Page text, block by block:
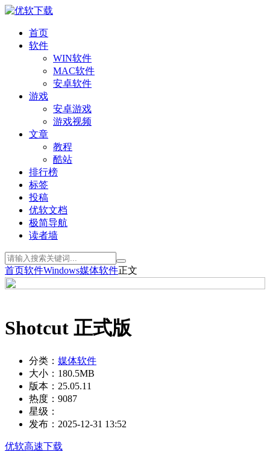
首页
软件
WIN软件
MAC软件
安卓软件
游戏
安卓游戏
游戏视频
文章
教程
酷站
排行榜
标签
投稿
优软文档
极简导航
读者墙
首页软件Windows媒体软件正文
Shotcut 正式版
分类： 媒体软件
大小： 180.5MB
版本： 25.05.11
热度： 9087
星级：
发布： 2025-12-31 13:52
优软高速下载